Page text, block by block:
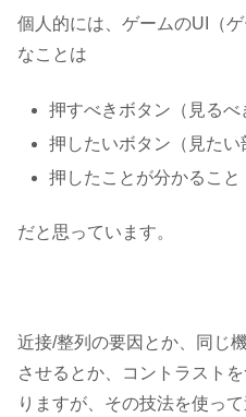
個人的には、ゲームのUI（
なことは
押すべきボタン（見るべ
押したいボタン（見たい
押したこと が分かること
だと思っています。
近接/整列の要因とか、同じ
させるとか、コントラスト
りますが、その技法を使っ